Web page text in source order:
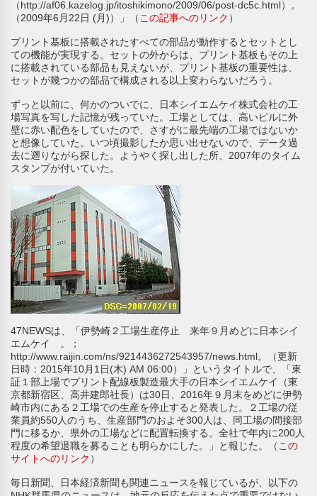
（http://af06.kazelog.jp/itoshikimono/2009/06/post-dc5c.html）。
（2009年6月22日 (月)）」（ この記事へのリンク ）
プリント基板に搭載されたすべての部品が動作するとセットとし
ての機能が実現する。セットの外からは、プリント基板もその上
に搭載されている部品も見えないが、プリント基板の重要性は、
セットが幾つかの部品で構成される以上変わらないだろう。
ずっと以前に、何かのついでに、日本シイエムケイ株式会社の工
場写真を写した記憶が残っていた。工場としては、高いビルに外
壁に赤い配色をしていたので、さすがに最先端の工場ではないか
と想像していた。いつ頃撮影したか思い出せないので、データ過
去に遡りながら探した。ようやく探し出した所、2007年のタイム
スタンプが付いていた。
47NEWSは、「伊勢崎２工場生産停止 来年９月めどに日本シイ
エムケイ 。；
http://www.raijin.com/ns/9214436272543957/news.html。（更新
日時：2015年10月1日(木) AM 06:00）」というタイトルで、「東
証１部上場でプリント配線板製造最大手の日本シイエムケイ（東
京都新宿区、高井建郎社長）は30日、2016年９月末をめどに伊勢
崎市内にある２工場での生産を停止すると発表した。２工場の従
業員約550人のうち、生産部門のおよそ300人は、同工場の間接部
門に移るか、県外の工場などに配置転換する。全社で年内に200人
程度の希望退職を募ることも明らかにした。」と報じた。（ この
サイトへのリンク ）
毎日新聞、日本経済新聞も関連ニュースを報じているが、以下の